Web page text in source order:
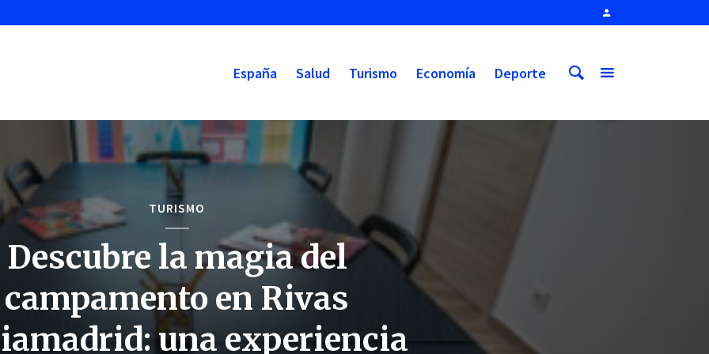
España Salud Turismo Economía Deporte
TURISMO
Descubre la magia del
campamento en Rivas
una experiencia